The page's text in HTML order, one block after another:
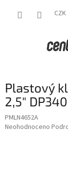
CZK
Plastový
2,5"
PMLN4652A
Průměrné
Neohodnoceno